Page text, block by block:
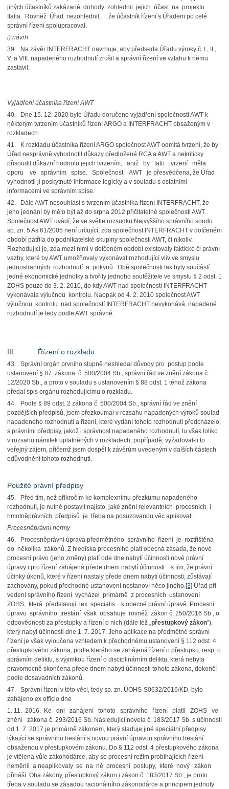
jiných účastníků zakázané dohody zohlednil jejich účast na projektu
Italia. Rovněž Úřad nezohlednil, že účastník řízení s Úřadem po celé
správní řízení spolupracoval.
i) návrh
39. Na závěr INTERFRACHT navrhuje, aby předseda Úřadu výroky č. I., II.,
V. a VIII. napadeného rozhodnutí zrušil a správní řízení ve vztahu k němu
zastavil.
Vyjádření účastníka řízení AWT
40. Dne 15. 12. 2020 bylo Úřadu doručeno vyjádření společnosti AWT k
některým tvrzením účastníků řízení ARGO a INTERFRACHT obsaženým v
rozkladech.
41. K rozkladu účastníka řízení ARGO společnost AWT odmítá tvrzení, že by
Úřad nesprávně vyhodnotil důkazy předložené RCA a AWT a nekriticky
přisoudil důkazní hodnotu jejich tvrzením, aniž by tato tvrzení měla
oporu ve správním spise. Společnost AWT je přesvědčena, že Úřad
vyhodnotil jí poskytnuté informace logicky a v souladu s ostatními
informacemi ve správním spise.
42. Dále AWT nesouhlasí s tvrzením účastníka řízení INTERFRACHT, že
jeho jednání by mělo být až do srpna 2012 přičitatelné společnosti AWT.
Společnost AWT uvádí, že ve světle rozsudku Nejvyššího správního soudu
sp. zn. 5 As 61/2005 není určující, zda společnost INTERFRACHT v dotčeném
období patřila do podnikatelské skupiny společnosti AWT, či nikoliv.
Rozhodující je, zda mezi nimi v dotčeném období existovaly faktické či právní
vazby, které by AWT umožňovaly vykonávat rozhodující vliv ve smyslu
jednostranných rozhodnutí a pokynů. Obě společnosti tak byly součástí
jedné ekonomické jednotky a tvořily jednoho soutěžitele ve smyslu § 2 odst. 1
ZOHS pouze do 3. 2. 2010, do kdy AWT nad společností INTERFRACHT
vykonávala výlučnou kontrolu. Naopak od 4. 2. 2010 společnost AWT
výlučnou kontrolu nad společností INTERFRACHT nevykonává, napadené
rozhodnutí je tedy podle AWT správné.
III. Řízení o rozkladu
43. Správní orgán prvního stupně neshledal důvody pro postup podle
ustanovení § 87 zákona č. 500/2004 Sb., správní řád ve znění zákona č.
12/2020 Sb., a proto v souladu s ustanovením § 88 odst. 1 téhož zákona
předal spis orgánu rozhodujícímu o rozkladu.
44. Podle § 89 odst. 2 zákona č. 500/2004 Sb., správní řád ve znění
pozdějších předpisů, jsem přezkoumal v rozsahu napadených výroků soulad
napadeného rozhodnutí a řízení, které vydání tohoto rozhodnutí předcházelo,
s právními předpisy, jakož i správnost napadeného rozhodnutí, tu však toliko
v rozsahu námitek uplatněných v rozkladech, popřípadě, vyžadoval-li to
veřejný zájem, přičemž jsem dospěl k závěrům uvedeným v dalších částech
odůvodnění tohoto rozhodnutí.
Použité právní předpisy
45. Před tím, než přikročím ke komplexnímu přezkumu napadeného
rozhodnutí, je nutné postavit najisto, jaké znění relevantních procesních i
hmotněprávních předpisů je třeba na posuzovanou věc aplikovat.
Procesněprávní normy
46. Procesněprávní úprava předmětného správního řízení je roztříštěna
do několika zákonů. Z hlediska procesního platí obecná zásada, že nové
procesní právo (jeho změny) platí ode dne nabytí účinnosti nové právní
úpravy i pro řízení zahájená přede dnem nabytí účinnosti s tím, že právní
účinky úkonů, které v řízení nastaly přede dnem nabytí účinnosti, zůstávají
zachovány, pokud přechodné ustanovení nestanoví něco jiného.[3] Úřad při
vedení správního řízení vycházel primárně z procesních ustanovení
ZOHS, která představují lex specialis k obecné právní úpravě. Procesní
úpravu správního trestání však obsahuje rovněž zákon č. 250/2016 Sb., o
odpovědnosti za přestupky a řízení o nich (dále též „přestupkový zákon“),
který nabyl účinnosti dne 1. 7. 2017. Jeho aplikace na předmětné správní
řízení je však vyloučena vzhledem k přechodnému ustanovení § 112 odst. 4
přestupkového zákona, podle kterého se zahájená řízení o přestupku, resp. o
správním deliktu, s výjimkou řízení o disciplinárním deliktu, která nebyla
pravomocně skončena přede dnem nabytí účinnosti tohoto zákona, dokončí
podle dosavadních zákonů.
47. Správní řízení v této věci, tedy sp. zn. ÚOHS-S0632/2016/KD, bylo
zahájeno ex officio dne
1. 11. 2016. Ke dni zahájení tohoto správního řízení platil ZOHS ve
znění zákona č. 293/2016 Sb. Následující novela č. 183/2017 Sb. s účinností
od 1. 7. 2017 je primárně zákonem, který slaďuje jiné speciální předpisy
týkající se správního trestání s novou právní úpravou správního trestání
obsaženou v přestupkovém zákonu. Do § 112 odst. 4 přestupkového zákona
je vtělena vůle zákonodárce, aby se procesní režim probíhajících řízení
neměnil a neaplikovaly se na ně procesní postupy, které nový zákon
přináší. Oba zákony, přestupkový zákon i zákon č. 183/2017 Sb., je proto
třeba v souladu se zásadou racionálního zákonodárce a principem jednoty